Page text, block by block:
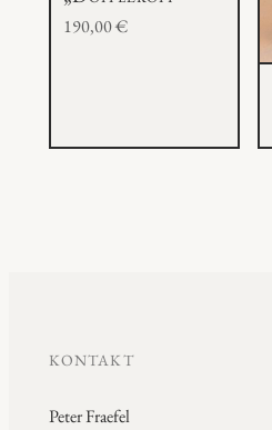
190,00€
KONTAKT
Peter Fraefel